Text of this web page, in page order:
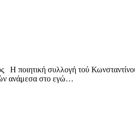
Η ποιητική συλλογή τού
ανάμεσα στο εγώ…